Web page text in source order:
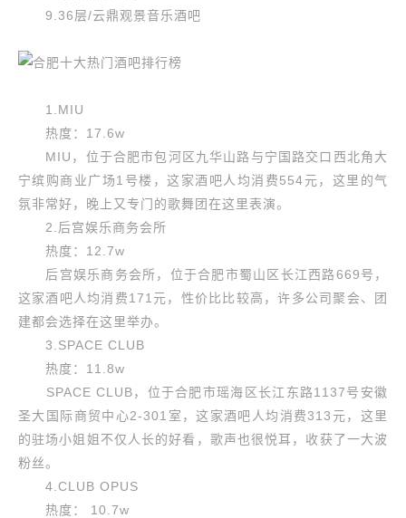
9.36层/云鼎观景音乐酒吧
1.MIU
热度：17.6w
MIU，位于合肥市包河区九华山路与宁国路交口西北角大
宁缤购商业广场1号楼，这家酒吧人均消费554元，这里的气
氛非常好，晚上又专门的歌舞团在这里表演。
2.后宫娱乐商务会所
热度：12.7w
后宫娱乐商务会所，位于合肥市蜀山区长江西路669号，
这家酒吧人均消费171元，性价比比较高，许多公司聚会、团
建都会选择在这里举办。
3.SPACE CLUB
热度：11.8w
SPACE CLUB，位于合肥市瑶海区长江东路1137号安徽
圣大国际商贸中心2-301室，这家酒吧人均消费313元，这里
的驻场小姐姐不仅人长的好看，歌声也很悦耳，收获了一大波
粉丝。
4.CLUB OPUS
热度： 10.7w